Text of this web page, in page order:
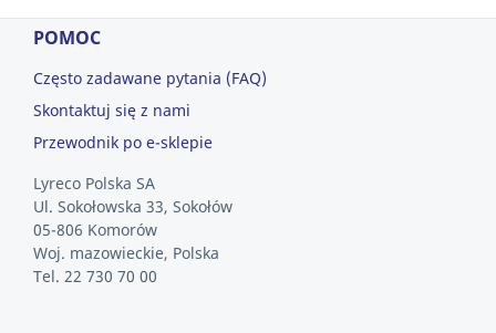
POMOC
Często zadawane pytania (FAQ)
Skontaktuj się z nami
Przewodnik po e-sklepie
Lyreco Polska SA
Ul. Sokołowska 33, Sokołów
05-806 Komorów
Woj. mazowieckie, Polska
Tel. 22 730 70 00